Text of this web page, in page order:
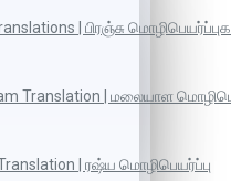
| பிரஞ்சு
Translation | மலையாள
| ரஷ்ய மொழிபெயர்ப்பு